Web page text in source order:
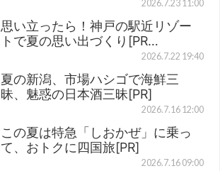
2026.7.23 11:00
思い立ったら！神戸の駅近リゾー
トで夏の思い出づくり[PR…
2026.7.22 19:40
夏の新潟、市場ハシゴで海鮮三
昧、魅惑の日本酒三昧[PR]
2026.7.16 12:00
この夏は特急「しおかぜ」に乗っ
て、おトクに四国旅[PR]
2026.7.16 09:00